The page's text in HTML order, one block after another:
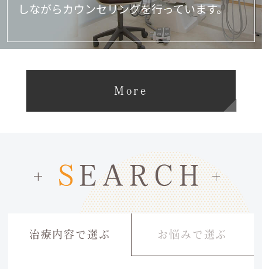
しながらカウンセリングを行っています。
More
S EARCH
治療内容で選ぶ お悩みで選ぶ